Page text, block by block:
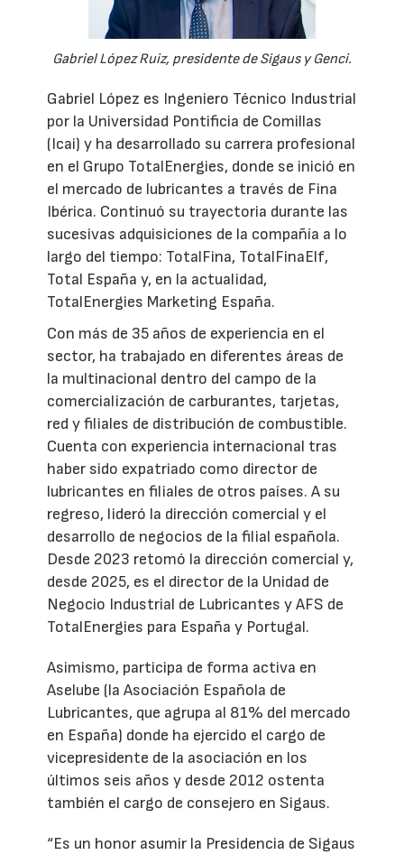
Gabriel López Ruiz, presidente de Sigaus y Genci.
Gabriel López es Ingeniero Técnico Industrial
por la Universidad Pontificia de Comillas
(Icai) y ha desarrollado su carrera profesional
en el Grupo TotalEnergies, donde se inició en
el mercado de lubricantes a través de Fina
Ibérica. Continuó su trayectoria durante las
sucesivas adquisiciones de la compañía a lo
largo del tiempo: TotalFina, TotalFinaElf,
Total España y, en la actualidad,
TotalEnergies Marketing España.
Con más de 35 años de experiencia en el
sector, ha trabajado en diferentes áreas de
la multinacional dentro del campo de la
comercialización de carburantes, tarjetas,
red y filiales de distribución de combustible.
Cuenta con experiencia internacional tras
haber sido expatriado como director de
lubricantes en filiales de otros países. A su
regreso, lideró la dirección comercial y el
desarrollo de negocios de la filial española.
Desde 2023 retomó la dirección comercial y,
desde 2025, es el director de la Unidad de
Negocio Industrial de Lubricantes y AFS de
TotalEnergies para España y Portugal.
Asimismo, participa de forma activa en
Aselube (la Asociación Española de
Lubricantes, que agrupa al 81% del mercado
en España) donde ha ejercido el cargo de
vicepresidente de la asociación en los
últimos seis años y desde 2012 ostenta
también el cargo de consejero en Sigaus.
“Es un honor asumir la Presidencia de Sigaus